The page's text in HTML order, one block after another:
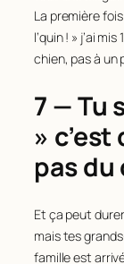
La première
l’quin ! » j’ai
chien, pas à un
7 — Tu
»
pas du
Et ça peut
mais tes
famille est